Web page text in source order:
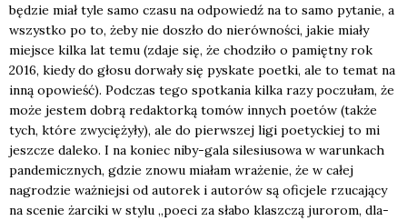
będzie miał tyle samo cza­su na odpo­wiedź na to samo pyta­nie, a
wszyst­ko po to, żeby nie doszło do nie­rów­no­ści, jakie mia­ły
miej­sce kil­ka lat temu (zda­je się, że cho­dzi­ło o pamięt­ny rok
2016, kie­dy do gło­su dorwa­ły się pyska­te poet­ki, ale to temat na
inną opo­wieść). Pod­czas tego spo­tka­nia kil­ka razy poczu­łam, że
może jestem dobrą redak­tor­ką tomów innych poetów (tak­że
tych, któ­re zwy­cię­ży­ły), ale do pierw­szej ligi poetyc­kiej to mi
jesz­cze dale­ko. I na koniec niby-gala sile­siu­so­wa w warun­kach
pan­de­micz­nych, gdzie zno­wu mia­łam wra­że­nie, że w całej
nagro­dzie waż­niej­si od auto­rek i auto­rów są ofi­cje­le rzu­ca­ją­cy
na sce­nie żar­ci­ki w sty­lu „poeci za sła­bo klasz­czą juro­rom, dla­